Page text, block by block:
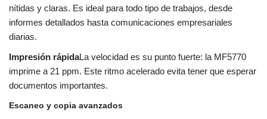
nítidas y claras. Es ideal para todo tipo de trabajos, desde
informes detallados hasta comunicaciones empresariales
diarias.
Impresión rápidaLa velocidad es su punto fuerte: la MF5770
imprime a 21 ppm. Este ritmo acelerado evita tener que esperar
documentos importantes.
Escaneo y copia avanzados